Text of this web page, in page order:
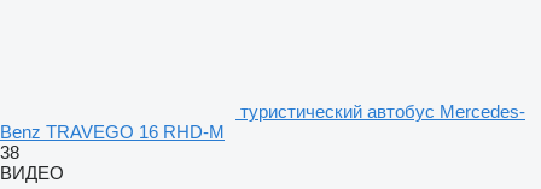
туристический автобус Mercedes-
Benz TRAVEGO 16 RHD-M
38
ВИДЕО